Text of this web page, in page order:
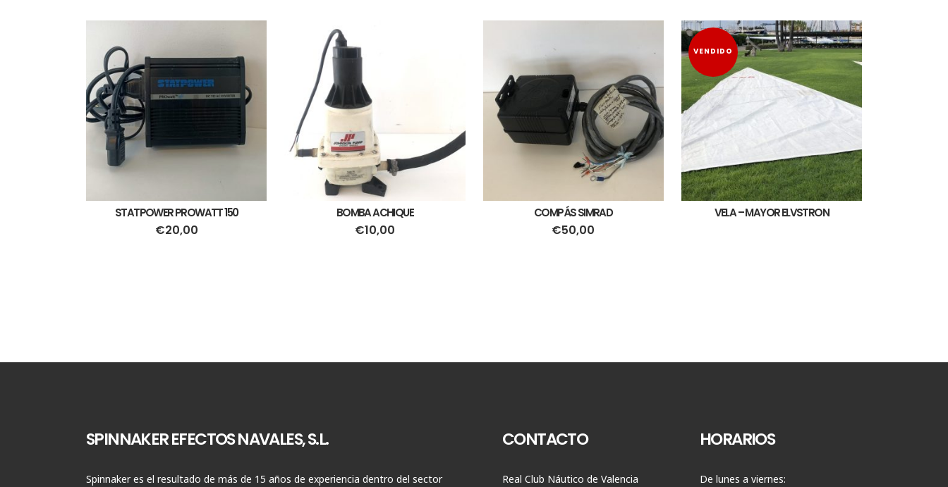
STATPOWER PROWATT 150
€20,00
BOMBA ACHIQUE
€10,00
COMPÁS SIMRAD
€50,00
VENDIDO
VELA – MAYOR ELVSTRON
SPINNAKER EFECTOS NAVALES, S.L.
Spinnaker es el resultado de más de 15 años de experiencia dentro del sector
CONTACTO
Real Club Náutico de Valencia
HORARIOS
De lunes a viernes: